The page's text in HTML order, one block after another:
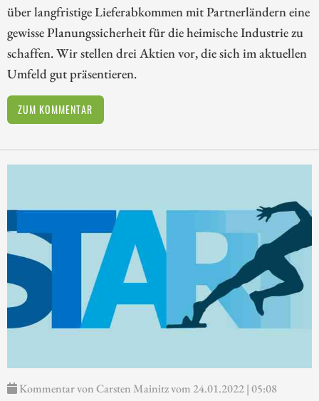
über langfristige Lieferabkommen mit Partnerländern eine
gewisse Planungssicherheit für die heimische Industrie zu
schaffen. Wir stellen drei Aktien vor, die sich im aktuellen
Umfeld gut präsentieren.
ZUM KOMMENTAR
Kommentar von Carsten Mainitz vom 24.01.2022 | 05:08